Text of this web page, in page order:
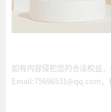
如有内容侵犯您的合法权益
Email:75696531@qq.com，